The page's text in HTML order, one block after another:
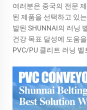
여러분은 중국의 전문
된 제품을 선택하고 있
발된 SHUNNAI의 러닝
건강 목표 달성에 도움
PVC/PU 클리트 러닝